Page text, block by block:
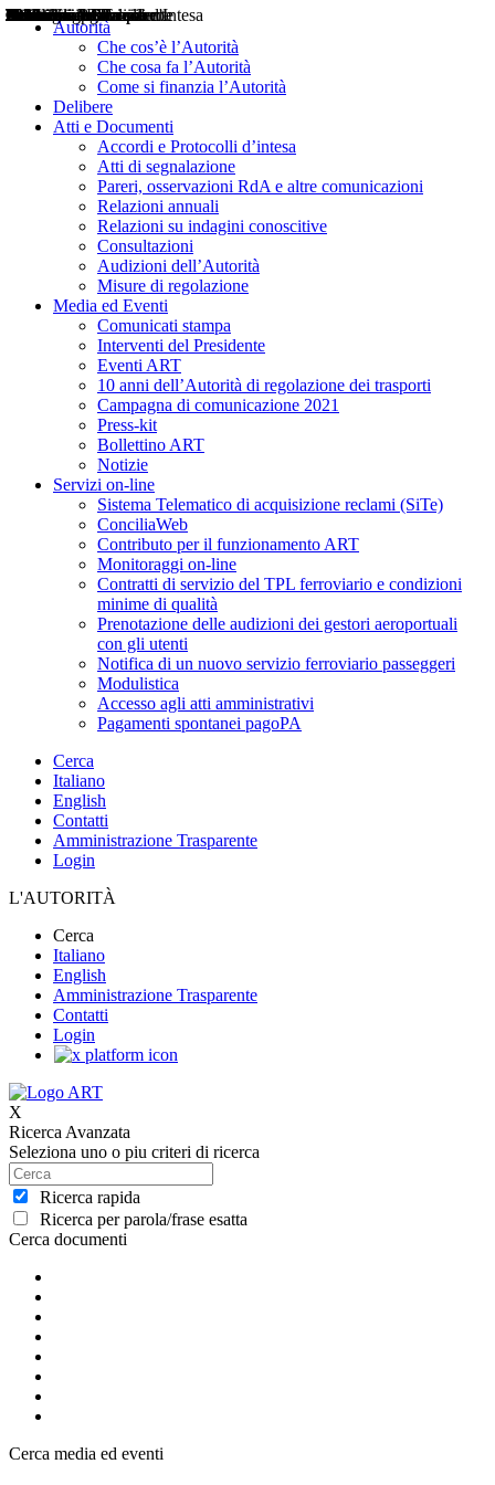
Autorità
Che cos’è l’Autorità
Che cosa fa l’Autorità
Come si finanzia l’Autorità
Delibere
Atti e Documenti
Accordi e Protocolli d’intesa
Atti di segnalazione
Pareri, osservazioni RdA e altre comunicazioni
Relazioni annuali
Relazioni su indagini conoscitive
Consultazioni
Audizioni dell’Autorità
Misure di regolazione
Media ed Eventi
Comunicati stampa
Interventi del Presidente
Eventi ART
10 anni dell’Autorità di regolazione dei trasporti
Campagna di comunicazione 2021
Press-kit
Bollettino ART
Notizie
Servizi on-line
Sistema Telematico di acquisizione reclami (SiTe)
ConciliaWeb
Contributo per il funzionamento ART
Monitoraggi on-line
Contratti di servizio del TPL ferroviario e condizioni
minime di qualità
Prenotazione delle audizioni dei gestori aeroportuali
con gli utenti
Notifica di un nuovo servizio ferroviario passeggeri
Modulistica
Accesso agli atti amministrativi
Pagamenti spontanei pagoPA
Cerca
Italiano
English
Contatti
Amministrazione Trasparente
Login
L'AUTORITÀ
Cerca
Italiano
English
Amministrazione Trasparente
Contatti
Login
X
Ricerca Avanzata
Seleziona uno o piu criteri di ricerca
Ricerca rapida
Ricerca per parola/frase esatta
Cerca documenti
Delibere
Pareri
Consultazioni
Audizioni
Atti di Segnalazione
Accordi e Protocolli d'Intesa
Relazioni annuali
Misure di regolazione
Cerca media ed eventi
Notizie
Comunicati Stampa
Bollettini ART
Convegni ART
Interviste del Presidente
Articoli in primo piano
Interventi del Presidente
2004
2005
2010
2013
2014
2015
2016
2017
2018
2019
202
2020
2021
2022
2023
2024
2025
2026
Aereo
Marittimo
Terrestre